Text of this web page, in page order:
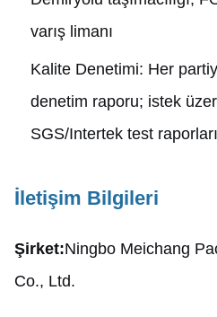
varış limanı
Kalite Denetimi: Her
denetim raporu; istek
SGS/Intertek test
İletişim Bilgileri
Şirket:Ningbo Meichang
Co., Ltd.